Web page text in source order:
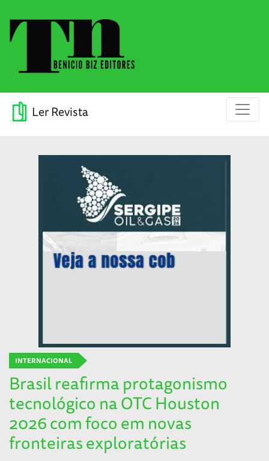
Ler Revista
INTERNACIONAL
Brasil reafirma protagonismo
tecnológico na OTC Houston
2026 com foco em novas
fronteiras exploratórias